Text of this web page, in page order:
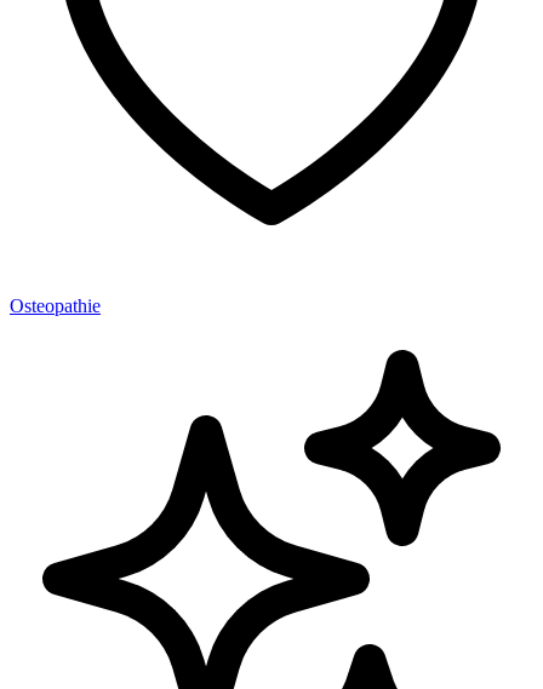
Osteopathie